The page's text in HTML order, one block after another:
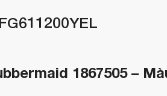
1867505 –